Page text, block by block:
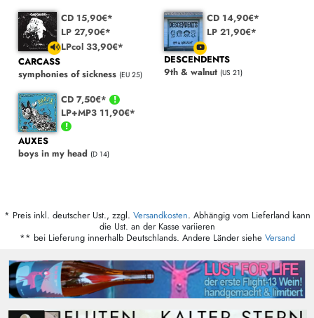
CD 15,90€*
LP 27,90€*
LPcol 33,90€*
CARCASS
symphonies of sickness (EU 25)
CD 14,90€*
LP 21,90€*
DESCENDENTS
9th & walnut (US 21)
CD 7,50€*
LP+MP3 11,90€*
AUXES
boys in my head (D 14)
* Preis inkl. deutscher Ust., zzgl. Versandkosten. Abhängig vom Lieferland kann
die Ust. an der Kasse variieren
** bei Lieferung innerhalb Deutschlands. Andere Länder siehe Versand